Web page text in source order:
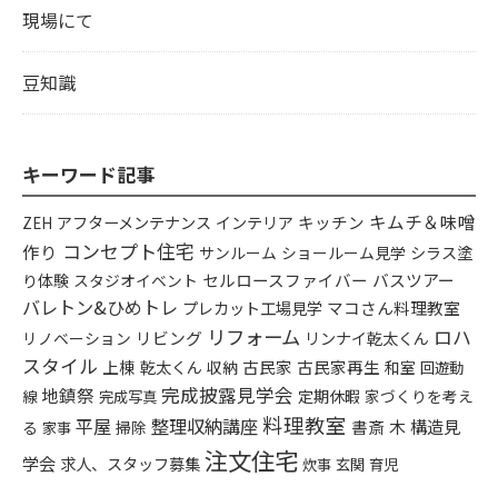
現場にて
豆知識
キーワード記事
ZEH アフターメンテナンス インテリア キッチン キムチ＆味噌
作り コンセプト住宅 サンルーム ショールーム見学 シラス塗
り体験 スタジオイベント セルロースファイバー バスツアー
バレトン&ひめトレ プレカット工場見学 マコさん料理教室
リノベーション リビング リフォーム リンナイ乾太くん ロハ
スタイル 上棟 乾太くん 収納 古民家 古民家再生 和室 回遊動
線 地鎮祭 完成写真 完成披露見学会 定期休暇 家づくりを考え
る 家事 平屋 掃除 整理収納講座料理教室 書斎 木構造見
学会 求人、スタッフ募集注文住宅 炊事 玄関 育児